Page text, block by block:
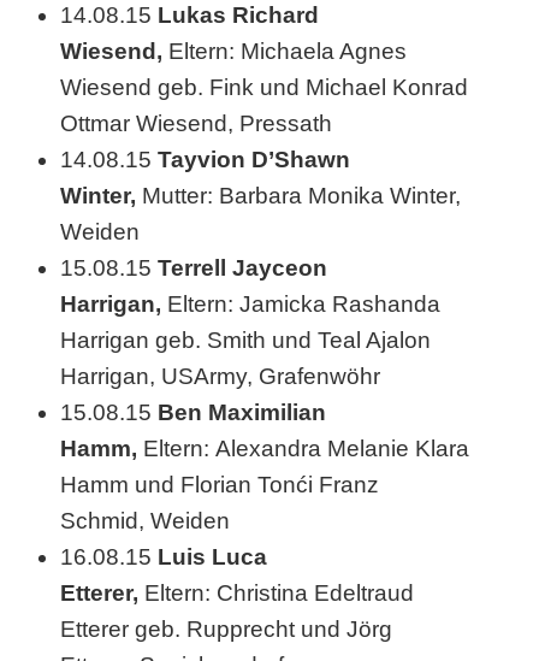
r
u
e
14.08.15 Lukas Richard
Wiesend, Eltern: Michaela Agnes
Wiesend geb. Fink und Michael Konrad
Ottmar Wiesend, Pressath
14.08.15 Tayvion D’Shawn
Winter, Mutter: Barbara Monika Winter,
Weiden
15.08.15 Terrell Jayceon
Harrigan, Eltern: Jamicka Rashanda
Harrigan geb. Smith und Teal Ajalon
Harrigan, USArmy, Grafenwöhr
15.08.15 Ben Maximilian
Hamm, Eltern: Alexandra Melanie Klara
Hamm und Florian Tonći Franz
Schmid, Weiden
16.08.15 Luis Luca
Etterer, Eltern: Christina Edeltraud
Etterer geb. Rupprecht und Jörg